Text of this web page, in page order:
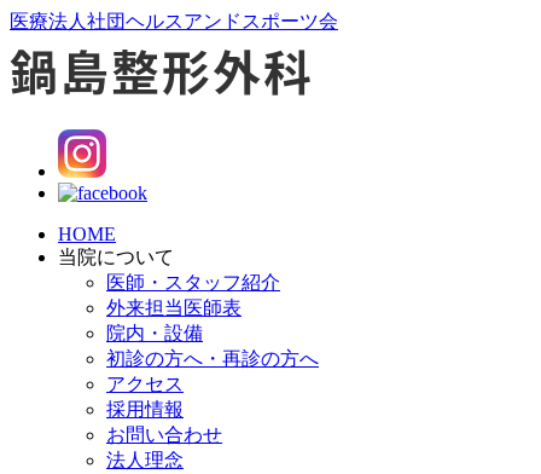
医療法人社団ヘルスアンドスポーツ会
HOME
当院について
医師・スタッフ紹介
外来担当医師表
院内・設備
初診の方へ・再診の方へ
アクセス
採用情報
お問い合わせ
法人理念